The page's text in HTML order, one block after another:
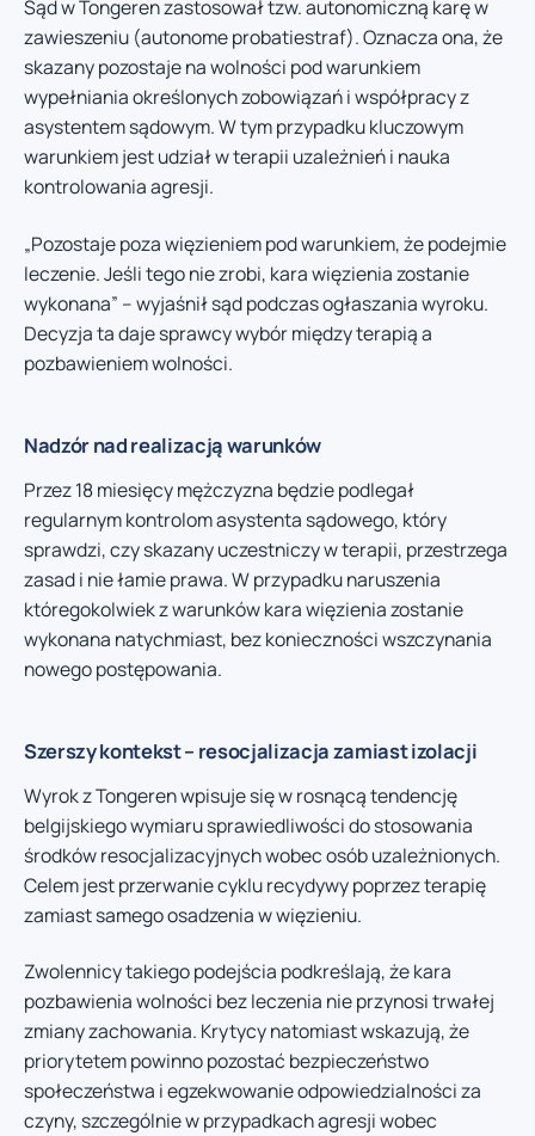
Sąd w Tongeren zastosował tzw. autonomiczną karę w
zawieszeniu (autonome probatiestraf). Oznacza ona, że
skazany pozostaje na wolności pod warunkiem
wypełniania określonych zobowiązań i współpracy z
asystentem sądowym. W tym przypadku kluczowym
warunkiem jest udział w terapii uzależnień i nauka
kontrolowania agresji.
„Pozostaje poza więzieniem pod warunkiem, że podejmie
leczenie. Jeśli tego nie zrobi, kara więzienia zostanie
wykonana” – wyjaśnił sąd podczas ogłaszania wyroku.
Decyzja ta daje sprawcy wybór między terapią a
pozbawieniem wolności.
Nadzór nad realizacją warunków
Przez 18 miesięcy mężczyzna będzie podlegał
regularnym kontrolom asystenta sądowego, który
sprawdzi, czy skazany uczestniczy w terapii, przestrzega
zasad i nie łamie prawa. W przypadku naruszenia
któregokolwiek z warunków kara więzienia zostanie
wykonana natychmiast, bez konieczności wszczynania
nowego postępowania.
Szerszy kontekst – resocjalizacja zamiast izolacji
Wyrok z Tongeren wpisuje się w rosnącą tendencję
belgijskiego wymiaru sprawiedliwości do stosowania
środków resocjalizacyjnych wobec osób uzależnionych.
Celem jest przerwanie cyklu recydywy poprzez terapię
zamiast samego osadzenia w więzieniu.
Zwolennicy takiego podejścia podkreślają, że kara
pozbawienia wolności bez leczenia nie przynosi trwałej
zmiany zachowania. Krytycy natomiast wskazują, że
priorytetem powinno pozostać bezpieczeństwo
społeczeństwa i egzekwowanie odpowiedzialności za
czyny, szczególnie w przypadkach agresji wobec